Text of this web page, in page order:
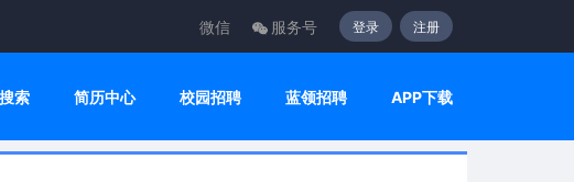
微信 服务号 登录 注册
索 简历中心 校园招聘 蓝领招聘 APP下载